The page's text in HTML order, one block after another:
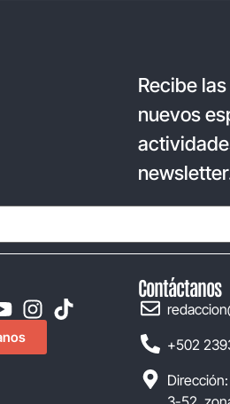
Recibe
nuevos
Contáctanos
+502